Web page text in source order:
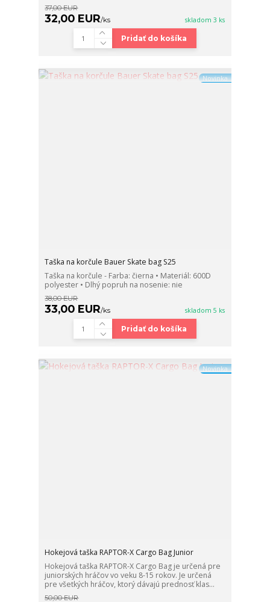
37,00 EUR
32,00 EUR/ks skladom 3 ks
Pridať do košíka
Novinka
Taška na korčule Bauer Skate bag S25
Taška na korčule - Farba: čierna • Materiál: 600D
polyester • Dlhý popruh na nosenie: nie
38,00 EUR
33,00 EUR/ks skladom 5 ks
Pridať do košíka
Novinka
Hokejová taška RAPTOR-X Cargo Bag Junior
Hokejová taška RAPTOR-X Cargo Bag je určená pre
juniorských hráčov vo veku 8-15 rokov. Je určená
pre všetkých hráčov, ktorý dávajú prednosť klas...
50,00 EUR